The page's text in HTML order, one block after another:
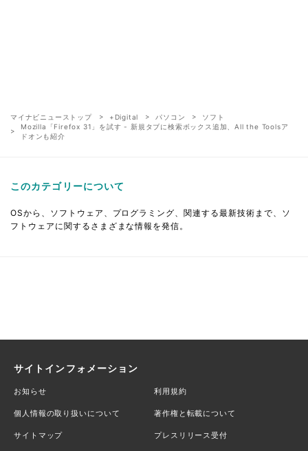
マイナビニューストップ +Digital パソコン
ソフト
Mozilla「Firefox 31」を試す - 新規タブに検索ボックス追加、All the Toolsア
ドオンも紹介
このカテゴリーについて
OSから、ソフトウェア、プログラミング、関連する最新技術まで、ソ
フトウェアに関するさまざまな情報を発信。
サイトインフォメーション
お知らせ 利用規約
個人情報の取り扱いについて 著作権と転載について
サイトマップ プレスリリース受付